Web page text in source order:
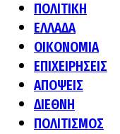
ΠΟΛΙΤΙΚΗ
ΕΛΛΑΔΑ
ΟΙΚΟΝΟΜΙΑ
ΕΠΙΧΕΙΡΗΣΕΙΣ
ΑΠΟΨΕΙΣ
ΔΙΕΘΝΗ
ΠΟΛΙΤΙΣΜΟΣ